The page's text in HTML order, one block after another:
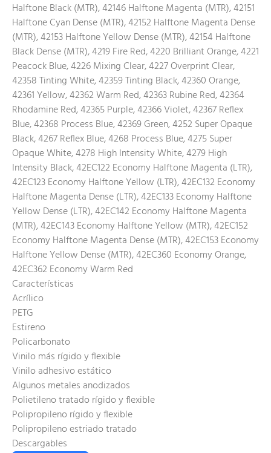
Halftone Black (MTR), 42146 Halftone Magenta (MTR), 42151
Halftone Cyan Dense (MTR), 42152 Halftone Magenta Dense
(MTR), 42153 Halftone Yellow Dense (MTR), 42154 Halftone
Black Dense (MTR), 4219 Fire Red, 4220 Brilliant Orange, 4221
Peacock Blue, 4226 Mixing Clear, 4227 Overprint Clear,
42358 Tinting White, 42359 Tinting Black, 42360 Orange,
42361 Yellow, 42362 Warm Red, 42363 Rubine Red, 42364
Rhodamine Red, 42365 Purple, 42366 Violet, 42367 Reflex
Blue, 42368 Process Blue, 42369 Green, 4252 Super Opaque
Black, 4267 Reflex Blue, 4268 Process Blue, 4275 Super
Opaque White, 4278 High Intensity White, 4279 High
Intensity Black, 42EC122 Economy Halftone Magenta (LTR),
42EC123 Economy Halftone Yellow (LTR), 42EC132 Economy
Halftone Magenta Dense (LTR), 42EC133 Economy Halftone
Yellow Dense (LTR), 42EC142 Economy Halftone Magenta
(MTR), 42EC143 Economy Halftone Yellow (MTR), 42EC152
Economy Halftone Magenta Dense (MTR), 42EC153 Economy
Halftone Yellow Dense (MTR), 42EC360 Economy Orange,
42EC362 Economy Warm Red
Características
Acrílico
PETG
Estireno
Policarbonato
Vinilo más rígido y flexible
Vinilo adhesivo estático
Algunos metales anodizados
Polietileno tratado rígido y flexible
Polipropileno rígido y flexible
Polipropileno estriado tratado
Descargables